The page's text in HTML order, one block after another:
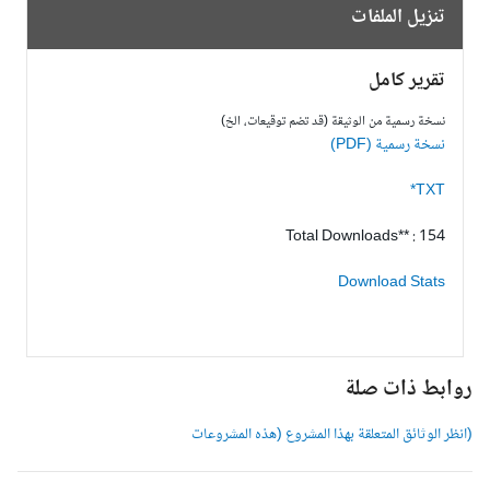
تنزيل الملفات
تقرير كامل
نسخة رسمية من الوثيقة (قد تضم توقيعات، الخ)
نسخة رسمية (PDF)
TXT*
Total Downloads** : 154
Download Stats
روابط ذات صلة
(انظر الوثائق المتعلقة بهذا المشروع (هذه المشروعات